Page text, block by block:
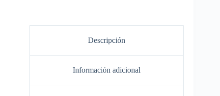
Descripción
Información adicional